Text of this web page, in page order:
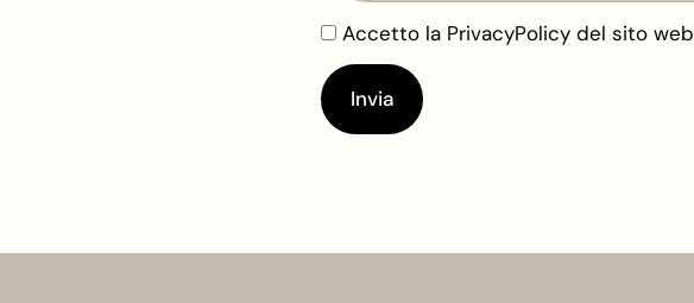
Accetto la PrivacyPolicy del sito web
Invia